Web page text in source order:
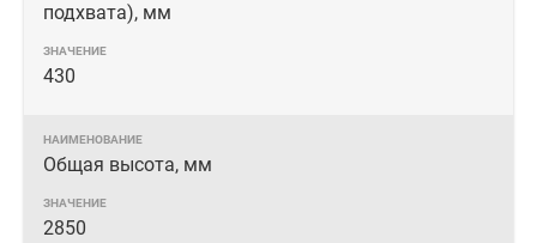
подхвата), мм
430
Общая высота, мм
2850